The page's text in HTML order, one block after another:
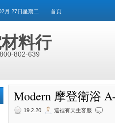
月 27日星期二 首頁
料行
802-639
Modern 摩登衛浴
19.2.20 這裡有天生客服